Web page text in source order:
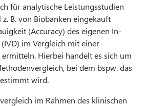
für analytische Leistungsstudien
B. von Biobanken eingekauft
(Accuracy) des eigenen In-
im Vergleich mit einer
Hierbei handelt es sich um
bei dem bspw. das
wird.
im Rahmen des klinischen